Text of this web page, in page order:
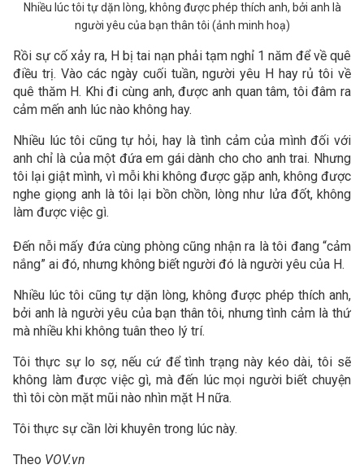
Nhiều lúc tôi tự dặn lòng, không được phép thích anh, bởi anh là
người yêu của bạn thân tôi (ảnh minh hoạ)
Rồi sự cố xảy ra, H bị tai nạn phải tạm nghỉ 1 năm để về quê
điều trị. Vào các ngày cuối tuần, người yêu H hay rủ tôi về
quê thăm H. Khi đi cùng anh, được anh quan tâm, tôi đâm ra
cảm mến anh lúc nào không hay.
Nhiều lúc tôi cũng tự hỏi, hay là tình cảm của mình đối với
anh chỉ là của một đứa em gái dành cho cho anh trai. Nhưng
tôi lại giật mình, vì mỗi khi không được gặp anh, không được
nghe giọng anh là tôi lại bồn chồn, lòng như lửa đốt, không
làm được việc gì.
Đến nỗi mấy đứa cùng phòng cũng nhận ra là tôi đang “cảm
nắng” ai đó, nhưng không biết người đó là người yêu của H.
Nhiều lúc tôi cũng tự dặn lòng, không được phép thích anh,
bởi anh là người yêu của bạn thân tôi, nhưng tình cảm là thứ
mà nhiều khi không tuân theo lý trí.
Tôi thực sự lo sợ, nếu cứ để tình trạng này kéo dài, tôi sẽ
không làm được việc gì, mà đến lúc mọi người biết chuyện
thì tôi còn mặt mũi nào nhìn mặt H nữa.
Tôi thực sự cần lời khuyên trong lúc này.
Theo VOV.vn